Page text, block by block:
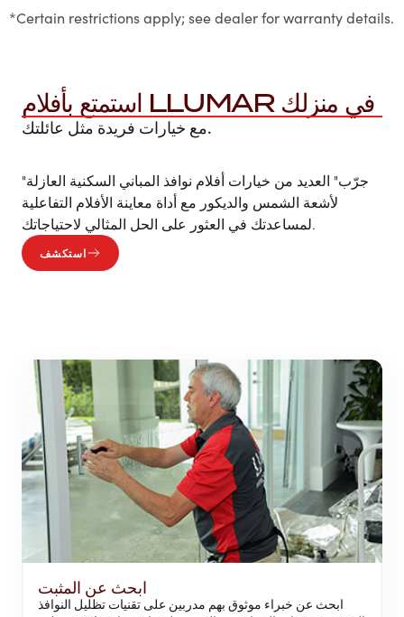
*Certain restrictions apply; see dealer for warranty details.
استمتع بأفلام LLUMAR في منزلك
مع خيارات فريدة مثل عائلتك.
"جرّب" العديد من خيارات أفلام نوافذ المباني السكنية العازلة
لأشعة الشمس والديكور مع أداة معاينة الأفلام التفاعلية
لمساعدتك في العثور على الحل المثالي لاحتياجاتك.
استكشف
ابحث عن المثبت
ابحث عن خبراء موثوق بهم مدربين على تقنيات تظليل النوافذ